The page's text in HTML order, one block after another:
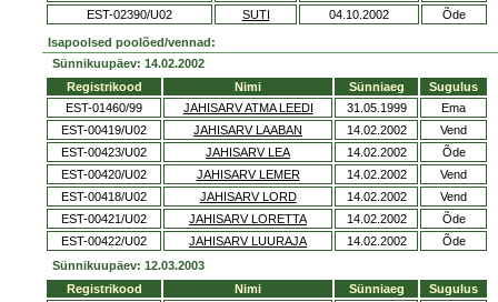
EST-02390/U02
SUTI 04.10.2002 Õde
Isapoolsed poolõed/vennad:
Sünnikuupäev: 14.02.2002
Registrikood
Nimi Sünniaeg
Sugulus
EST-01460/99
JAHISARV ATMA LEEDI 31.05.1999
Ema
EST-00419/U02
JAHISARV LAABAN 14.02.2002
Vend
EST-00423/U02
JAHISARV LEA 14.02.2002
Õde
EST-00420/U02
JAHISARV LEMER 14.02.2002
Vend
EST-00418/U02
JAHISARV LORD 14.02.2002
Vend
EST-00421/U02
JAHISARV LORETTA 14.02.2002
Õde
EST-00422/U02
JAHISARV LUURAJA 14.02.2002
Õde
Sünnikuupäev: 12.03.2003
Registrikood
Nimi Sünniaeg
Sugulus